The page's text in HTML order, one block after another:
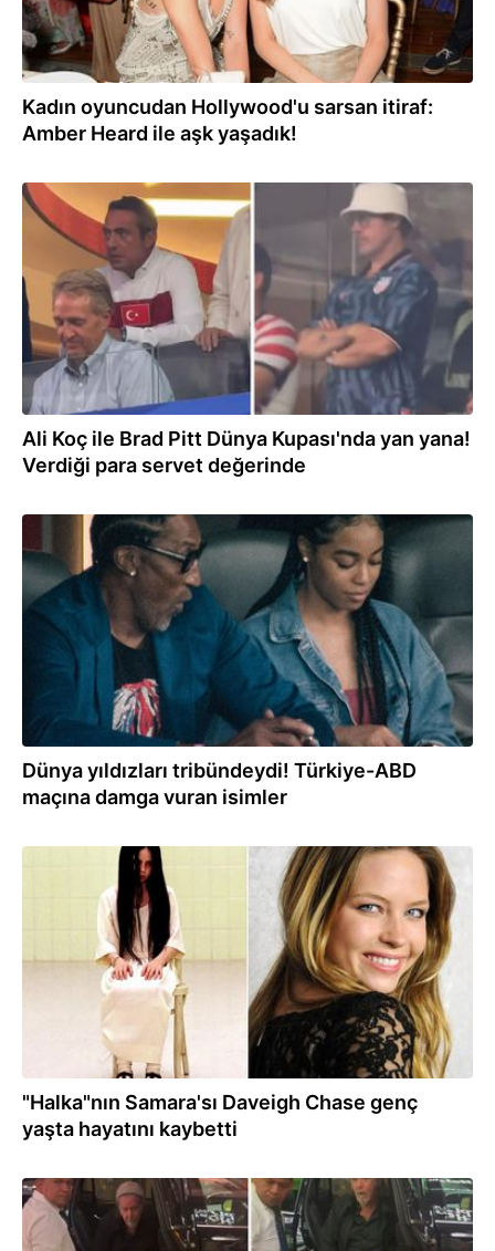
Kadın oyuncudan Hollywood'u sarsan itiraf:
Amber Heard ile aşk yaşadık!
26.06.2026
Ali Koç ile Brad Pitt Dünya Kupası'nda yan yana!
Verdiği para servet değerinde
26.06.2026
Dünya yıldızları tribündeydi! Türkiye-ABD
maçına damga vuran isimler
17.06.2026
"Halka"nın Samara'sı Daveigh Chase genç
yaşta hayatını kaybetti
11.06.2026